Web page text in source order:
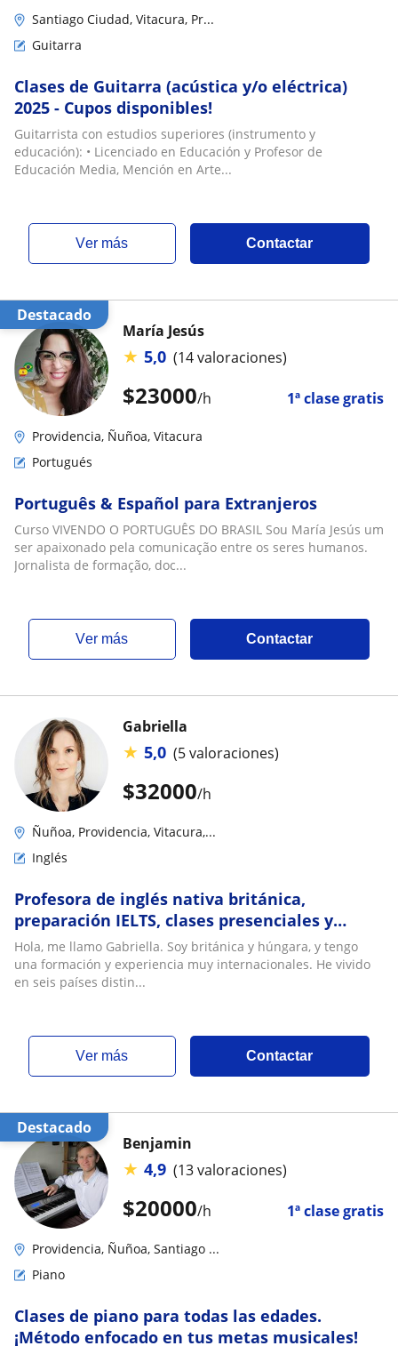
Santiago Ciudad, Vitacura, Pr...
Guitarra
Clases de Guitarra (acústica y/o eléctrica)
2025 - Cupos disponibles!
Guitarrista con estudios superiores (instrumento y
educación): • Licenciado en Educación y Profesor de
Educación Media, Mención en Arte...
ver más Contactar
Destacado
$23000/h 1ª clase gratis
María Jesús
★ 5,0 (14 valoraciones)
Providencia, Ñuñoa, Vitacura
Portugués
Português & Español para Extranjeros
Curso VIVENDO O PORTUGUÊS DO BRASIL Sou María Jesús um
ser apaixonado pela comunicação entre os seres humanos.
Jornalista de formação, doc...
ver más Contactar
$32000/h
Gabriella
★ 5,0 (5 valoraciones)
Ñuñoa, Providencia, Vitacura,...
Inglés
Profesora de inglés nativa británica,
preparación IELTS, clases presenciales y
online, 20 años de experiencia docente
Hola, me llamo Gabriella. Soy británica y húngara, y tengo
una formación y experiencia muy internacionales. He vivido
en seis países distin...
ver más Contactar
Destacado
$20000/h 1ª clase gratis
Benjamin
★ 4,9 (13 valoraciones)
Providencia, Ñuñoa, Santiago ...
Piano
Clases de piano para todas las edades.
¡Método enfocado en tus metas musicales!